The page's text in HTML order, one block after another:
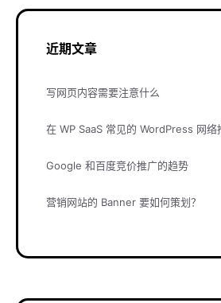
近期文章
写网页内容需要注意什么
在 WP SaaS 常见的 WordPress 网络
Google 和百度竞价推广的趋势
营销网站的 Banner 要如何策划？